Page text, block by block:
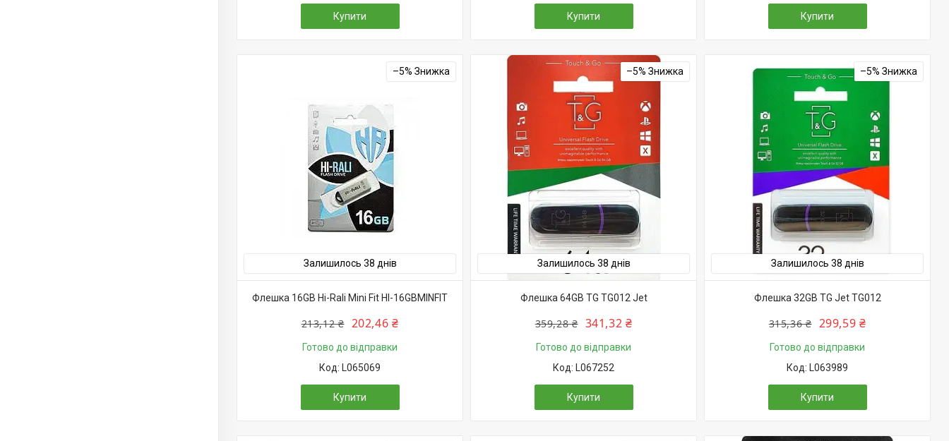
Купити Купити Купити
–5%
Залишилось 38 днів
Флешка 16GB Hi-Rali Mini Fit HI-16GBMINFIT
213,12 ₴ 202,46 ₴
Готово до відправки
L065069
Купити
–5%
Залишилось 38 днів
Флешка 64GB TG TG012 Jet
359,28 ₴ 341,32 ₴
Готово до відправки
L067252
Купити
–5%
Залишилось 38 днів
Флешка 32GB TG Jet TG012
315,36 ₴ 299,59 ₴
Готово до відправки
L063989
Купити